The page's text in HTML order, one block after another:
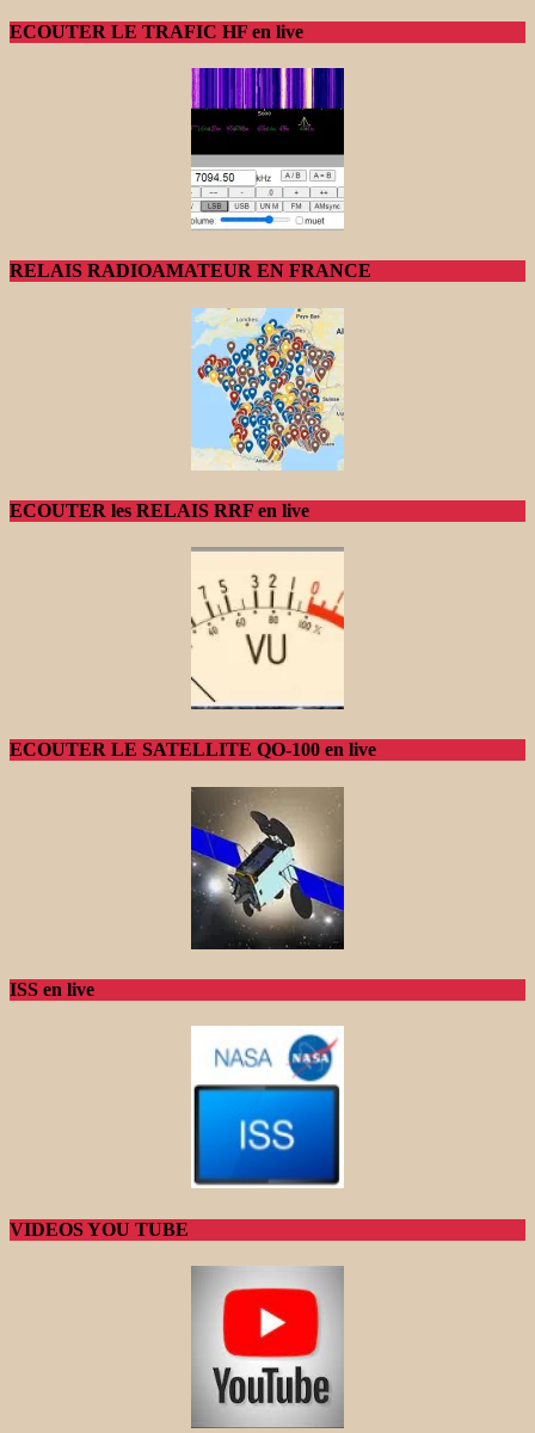
ECOUTER LE TRAFIC HF en live
RELAIS RADIOAMATEUR EN FRANCE
ECOUTER les RELAIS RRF en live
ECOUTER LE SATELLITE QO-100 en live
ISS en live
VIDEOS YOU TUBE